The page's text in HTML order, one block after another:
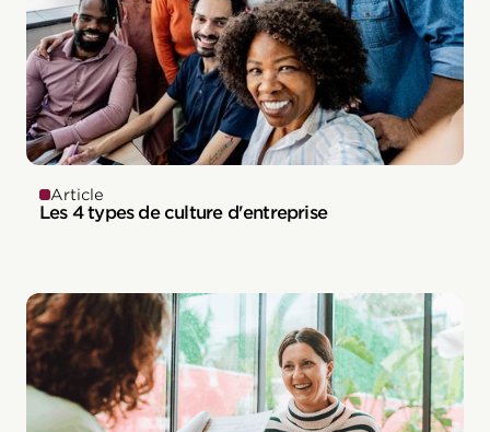
Article
Les 4 types de culture d'entreprise